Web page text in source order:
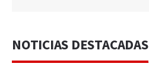
NOTICIAS DESTACADAS